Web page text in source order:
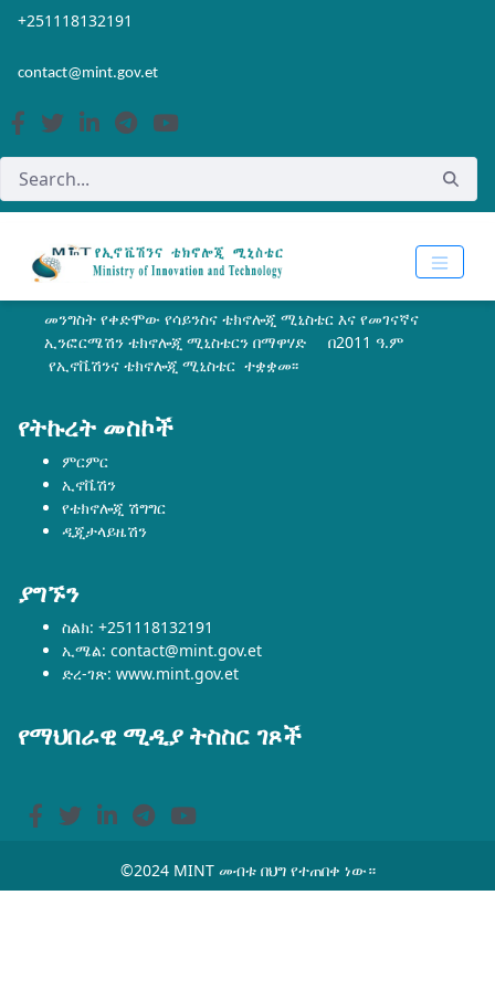
Skip to Main Content
Open Accessibility Menu
+251118132191
contact@mint.gov.et
መንግስት የቀድሞው የሳይንስና ቴክኖሎጂ ሚኒስቴር እና የመገናኛና
ኢንፎርሜሽን ቴክኖሎጂ ሚኒስቴርን በማዋሃድ በ2011 ዓ.ም
የኢኖቬሽንና ቴክኖሎጂ ሚኒስቴር ተቋቋመ፡፡
የትኩረት መስኮች
ምርምር
ኢኖቬሽን
የቴክኖሎጂ ሽግግር
ዲጂታላይዜሽን
ያግኙን
ስልክ: +251118132191
ኢሜል: contact@mint.gov.et
ድረ-ገጽ: www.mint.gov.et
የማህበራዊ ሚዲያ ትስስር ገጾች
©2024 MINT መብቱ በህግ የተጠበቀ ነው።